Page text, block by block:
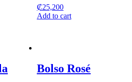
₡25,200
Add to cart
Bolso Rosé